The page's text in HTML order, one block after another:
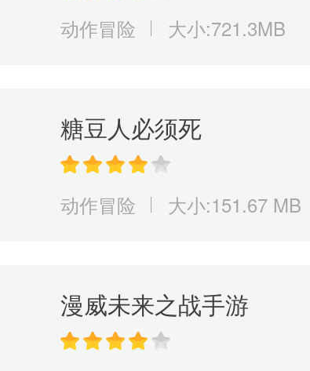
动作冒险 大小:721.3MB
糖豆人必须死
动作冒险 大小:151.67 MB
漫威未来之战手游